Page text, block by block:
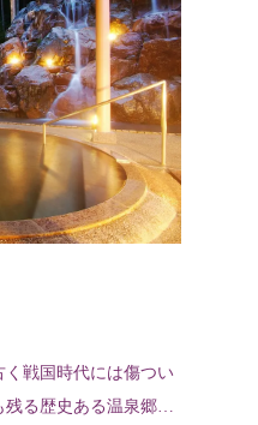
戦国時代には傷つい
る歴史ある温泉郷。